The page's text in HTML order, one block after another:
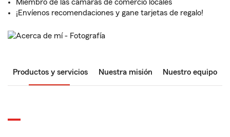
Miembro de las cámaras de comercio locales
¡Envíenos recomendaciones y gane tarjetas de regalo!
Productos y servicios Nuestra misión Nuestro equipo